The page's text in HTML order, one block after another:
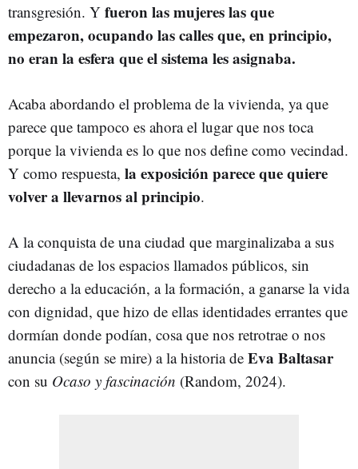
transgresión. Y fueron las mujeres las que
empezaron, ocupando las calles que, en principio,
no eran la esfera que el sistema les asignaba.
Acaba abordando el problema de la vivienda, ya que
parece que tampoco es ahora el lugar que nos toca
porque la vivienda es lo que nos define como vecindad.
Y como respuesta, la exposición parece que quiere
volver a llevarnos al principio.
A la conquista de una ciudad que marginalizaba a sus
ciudadanas de los espacios llamados públicos, sin
derecho a la educación, a la formación, a ganarse la vida
con dignidad, que hizo de ellas identidades errantes que
dormían donde podían, cosa que nos retrotrae o nos
anuncia (según se mire) a la historia de Eva Baltasar
con su Ocaso y fascinación (Random, 2024).